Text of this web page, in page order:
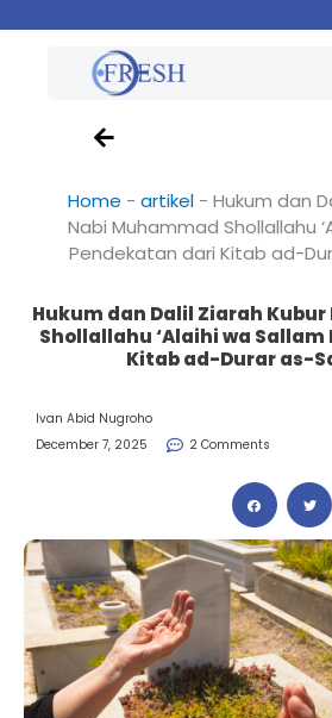
Home - artikel - Hukum dan
Nabi Muhammad Shollallahu
Pendekatan dari Kitab ad-
Hukum dan Dalil Ziarah
Shollallahu ‘Alaihi wa
Kitab ad-Durar as-
Ivan Abid Nugroho
December 7, 2025
2 Comments